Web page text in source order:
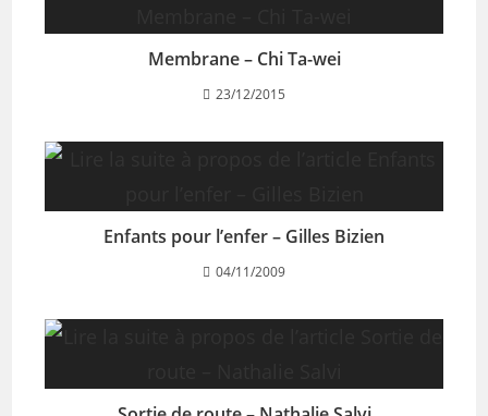
Membrane – Chi Ta-wei
23/12/2015
Enfants pour l’enfer – Gilles Bizien
04/11/2009